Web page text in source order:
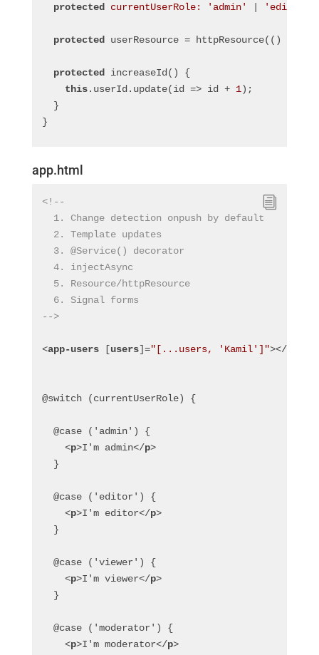
protected currentUserRole: 'admin' | 'editor'
protected userResource = httpResource(() => `
protected increaseId() {
this.userId.update(id => id + 1);
  }
}
app.html
<!--
  1. Change detection onpush by default
  2. Template updates
  3. @Service() decorator
  4. injectAsync
  5. Resource/httpResource
  6. Signal forms
-->
<app-users [users]="[...users, 'Kamil']"></app-
@switch (currentUserRole) {
  @case ('admin') {
<p>I'm admin</p>
  }
  @case ('editor') {
<p>I'm editor</p>
  }
  @case ('viewer') {
<p>I'm viewer</p>
  }
  @case ('moderator') {
<p>I'm moderator</p>